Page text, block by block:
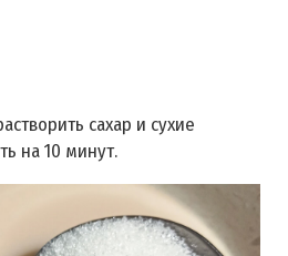
сахар и сухие
на 10 минут.